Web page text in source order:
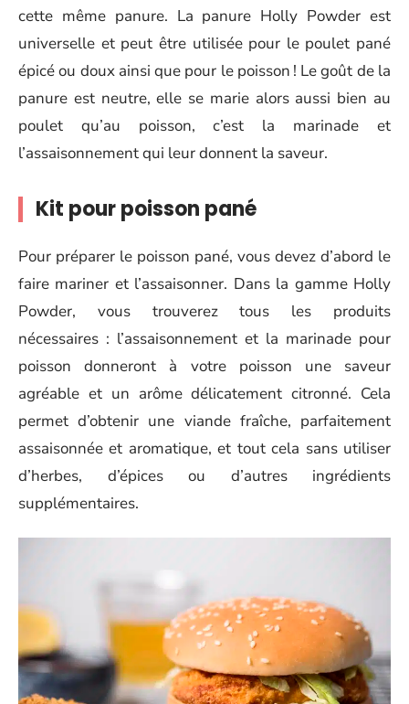
cette même panure. La panure Holly Powder est
universelle et peut être utilisée pour le poulet pané
épicé ou doux ainsi que pour le poisson ! Le goût de la
panure est neutre, elle se marie alors aussi bien au
poulet qu’au poisson, c’est la marinade et
l’assaisonnement qui leur donnent la saveur.
Kit pour poisson pané
Pour préparer le poisson pané, vous devez d’abord le
faire mariner et l’assaisonner. Dans la gamme Holly
Powder, vous trouverez tous les produits
nécessaires : l’assaisonnement et la marinade pour
poisson donneront à votre poisson une saveur
agréable et un arôme délicatement citronné. Cela
permet d’obtenir une viande fraîche, parfaitement
assaisonnée et aromatique, et tout cela sans utiliser
d’herbes, d’épices ou d’autres ingrédients
supplémentaires.